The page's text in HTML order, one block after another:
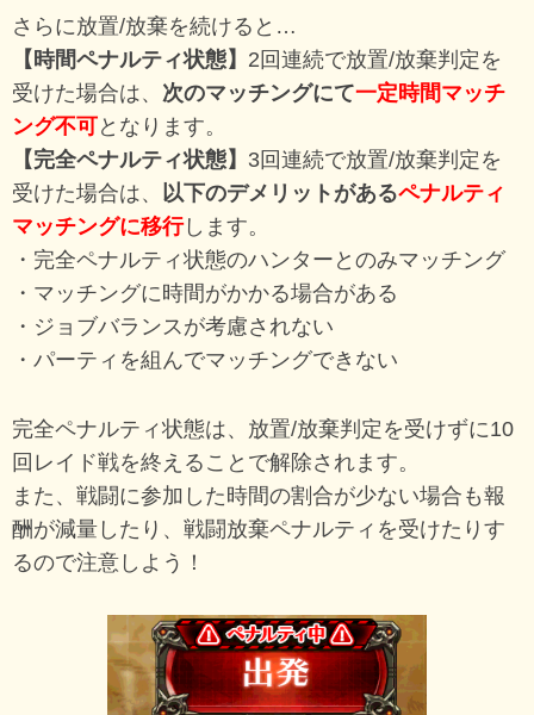
さらに放置/放棄を続けると…
【時間ペナルティ状態】 2回連続で放置/放棄判定を
受けた場合は、 次のマッチングにて一定時間マッチ
ング不可となります。
【完全ペナルティ状態】 3回連続で放置/放棄判定を
受けた場合は、
以下のデメリットがあるペナルティ
マッチングに移行します。
・完全ペナルティ状態のハンターとのみマッチング
・マッチングに時間がかかる場合がある
・ジョブバランスが考慮されない
・パーティを組んでマッチングできない
完全ペナルティ状態は、放置/放棄判定を受けずに10
回レイド戦を終えることで解除されます。
また、戦闘に参加した時間の割合が少ない場合も報
酬が減量したり、戦闘放棄ペナルティを受けたりす
るので注意しよう！